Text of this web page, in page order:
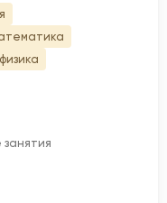
занятия